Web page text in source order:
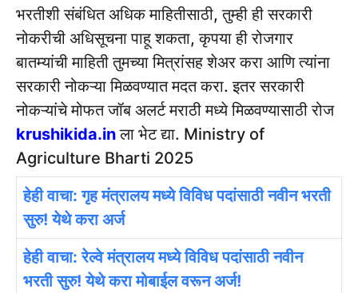
भरतीशी संबंधित अधिक माहितीसाठी, तुम्ही ही सरकारी
नोकरीची अधिसूचना पाहू शकता, कृपया ही रोजगार
बातम्यांची माहिती तुमच्या मित्रांसह शेअर करा आणि त्यांना
सरकारी नोकऱ्या मिळवण्यात मदत करा. इतर सरकारी
नोकऱ्यांचे मोफत जॉब अलर्ट मराठी मध्ये मिळवण्यासाठी रोज
krushikida.inला भेट द्या. Ministry of
Agriculture Bharti 2025
हेही वाचा: गृह मंत्रालय मध्ये विविध पदांसाठी नवीन भरती
सुरु! येथे करा अर्ज
हेही वाचा: रेल्वे मंत्रालय मध्ये विविध पदांसाठी नवीन
भरती सुरु! येथे करा मोबाईल वरून अर्ज!